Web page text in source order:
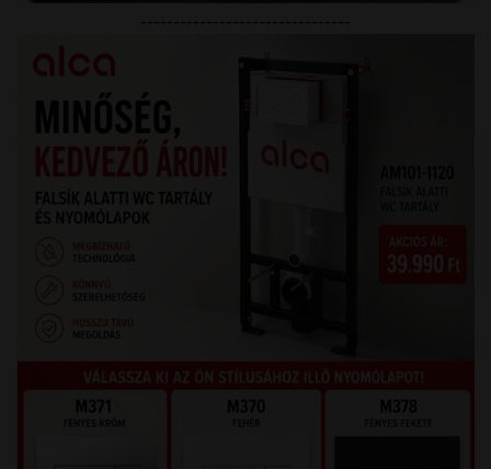
--------------------------------